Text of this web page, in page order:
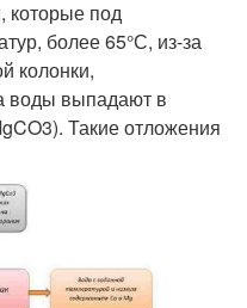
которые под
более 65°С, из-за
колонки,
воды выпадают в
Такие отложения